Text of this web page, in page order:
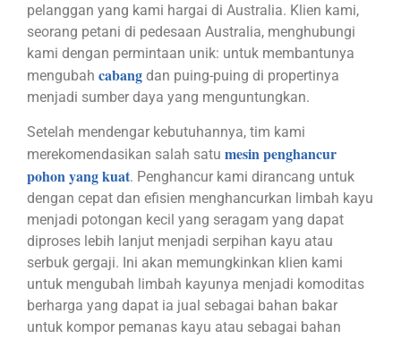
pelanggan yang kami hargai di Australia. Klien kami,
seorang petani di pedesaan Australia, menghubungi
kami dengan permintaan unik: untuk membantunya
mengubah cabang dan puing-puing di propertinya
menjadi sumber daya yang menguntungkan.
Setelah mendengar kebutuhannya, tim kami
merekomendasikan salah satu mesin penghancur
pohon yang kuat. Penghancur kami dirancang untuk
dengan cepat dan efisien menghancurkan limbah kayu
menjadi potongan kecil yang seragam yang dapat
diproses lebih lanjut menjadi serpihan kayu atau
serbuk gergaji. Ini akan memungkinkan klien kami
untuk mengubah limbah kayunya menjadi komoditas
berharga yang dapat ia jual sebagai bahan bakar
untuk kompor pemanas kayu atau sebagai bahan